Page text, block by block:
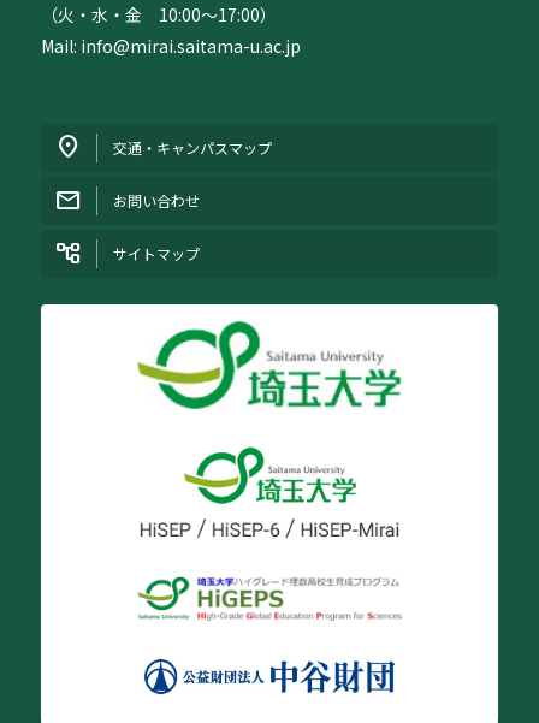
（火・水・金 10:00〜17:00）
Mail: info@mirai.saitama-u.ac.jp
交通・キャンパスマップ
お問い合わせ
サイトマップ